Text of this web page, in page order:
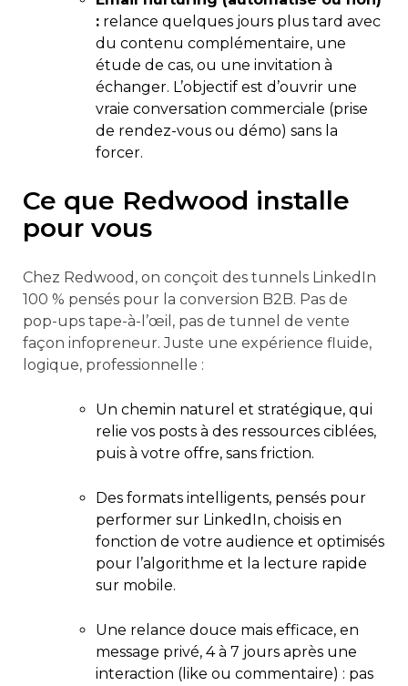
: relance quelques jours plus tard avec
du contenu complémentaire, une
étude de cas, ou une invitation à
échanger. L’objectif est d’ouvrir une
vraie conversation commerciale (prise
de rendez-vous ou démo) sans la
forcer.
Ce que Redwood installe
pour vous
Chez Redwood, on conçoit des tunnels LinkedIn
100 % pensés pour la conversion B2B. Pas de
pop-ups tape-à-l’œil, pas de tunnel de vente
façon infopreneur. Juste une expérience fluide,
logique, professionnelle :
Un chemin naturel et stratégique, qui
relie vos posts à des ressources ciblées,
puis à votre offre, sans friction.
Des formats intelligents, pensés pour
performer sur LinkedIn, choisis en
fonction de votre audience et optimisés
pour l’algorithme et la lecture rapide
sur mobile.
Une relance douce mais efficace, en
message privé, 4 à 7 jours après une
interaction (like ou commentaire) : pas